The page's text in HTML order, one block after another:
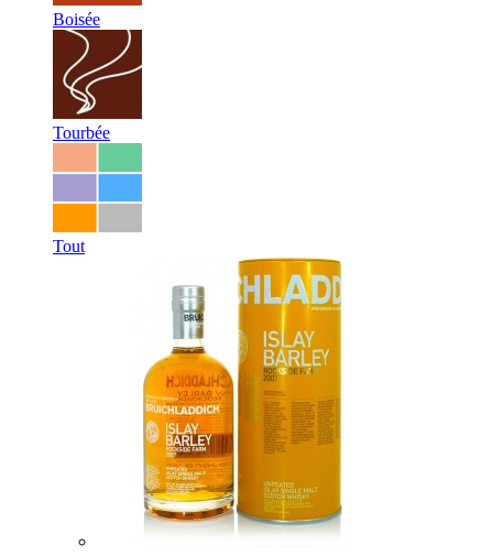
Boisée
Tourbée
Tout